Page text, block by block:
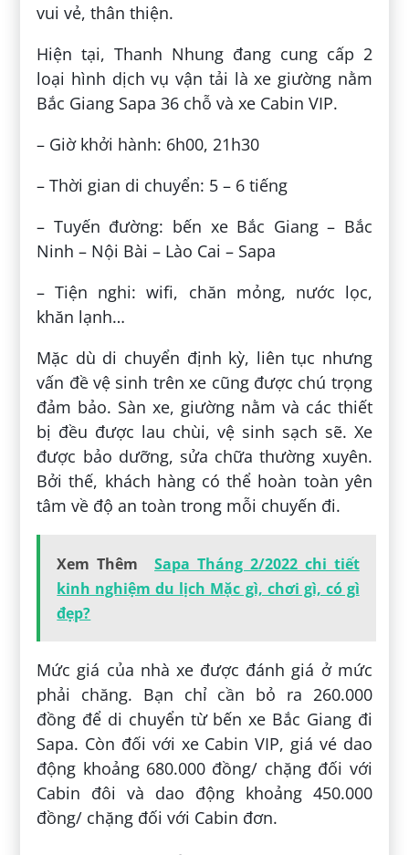
vui vẻ, thân thiện.
Hiện tại, Thanh Nhung đang cung cấp 2
loại hình dịch vụ vận tải là xe giường nằm
Bắc Giang Sapa 36 chỗ và xe Cabin VIP.
– Giờ khởi hành: 6h00, 21h30
– Thời gian di chuyển: 5 – 6 tiếng
– Tuyến đường: bến xe Bắc Giang – Bắc
Ninh – Nội Bài – Lào Cai – Sapa
– Tiện nghi: wifi, chăn mỏng, nước lọc,
khăn lạnh…
Mặc dù di chuyển định kỳ, liên tục nhưng
vấn đề vệ sinh trên xe cũng được chú trọng
đảm bảo. Sàn xe, giường nằm và các thiết
bị đều được lau chùi, vệ sinh sạch sẽ. Xe
được bảo dưỡng, sửa chữa thường xuyên.
Bởi thế, khách hàng có thể hoàn toàn yên
tâm về độ an toàn trong mỗi chuyến đi.
Xem Thêm
Sapa Tháng 2/2022 chi tiết
kinh nghiệm du lịch Mặc gì, chơi gì, có gì
đẹp?
Mức giá của nhà xe được đánh giá ở mức
phải chăng. Bạn chỉ cần bỏ ra 260.000
đồng để di chuyển từ bến xe Bắc Giang đi
Sapa. Còn đối với xe Cabin VIP, giá vé dao
động khoảng 680.000 đồng/ chặng đối với
Cabin đôi và dao động khoảng 450.000
đồng/ chặng đối với Cabin đơn.